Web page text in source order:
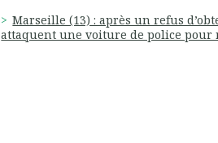
Marseille (13) : après un refus
attaquent une voiture de police